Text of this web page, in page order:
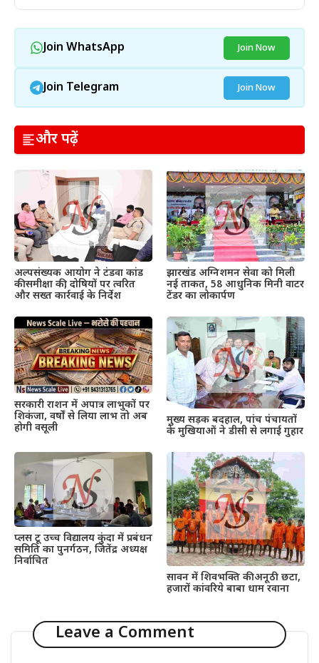
Join WhatsApp Join Now
Join Telegram Join Now
और पढ़ें
अल्पसंख्यक आयोग ने टंडवा कांड
की समीक्षा की, दोषियों पर त्वरित
और सख्त कार्रवाई के निर्देश
झारखंड अग्निशमन सेवा को मिली
नई ताकत, 58 आधुनिक मिनी वाटर
टेंडर का लोकार्पण
सरकारी राशन में अपात्र लाभुकों पर
शिकंजा, वर्षों से लिया लाभ तो अब
होगी वसूली
मुख्य सड़क बदहाल, पांच पंचायतों
के मुखियाओं ने डीसी से लगाई गुहार
प्लस टू उच्च विद्यालय कुंदा में प्रबंधन
समिति का पुनर्गठन, जितेंद्र अध्यक्ष
निर्वाचित
सावन में शिवभक्ति की अनूठी छटा,
हजारों कांवरिये बाबा धाम रवाना
Leave a Comment